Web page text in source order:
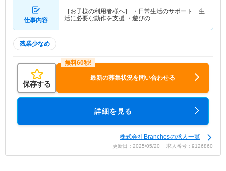
仕事内容
［お子様の利用者様へ］ ・日常生活のサポート…生
活に必要な動作を支援 ・遊びの…
残業少なめ
保存する
最新の募集状況を問い合わせる
詳細を見る
株式会社Branchesの求人一覧
更新日：2025/05/20 求人番号：9126860